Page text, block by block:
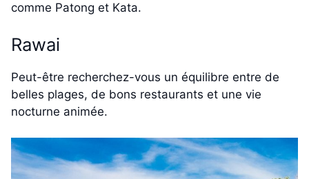
comme Patong et Kata.
Rawai
Peut-être recherchez-vous un équilibre entre de
belles plages, de bons restaurants et une vie
nocturne animée.